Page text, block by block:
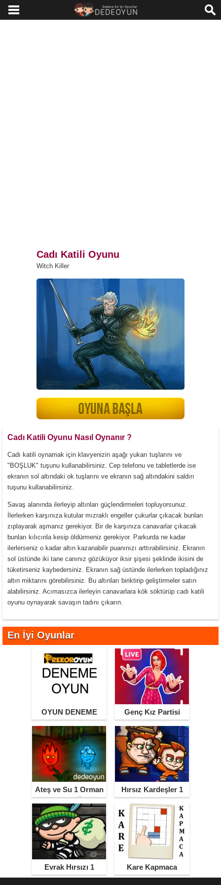
Cadı Katili Oyunu
Witch Killer
Cadı Katili Oyunu Nasıl Oynanır ?
Cadı katili oynamak için klavyenizin aşağı yukarı tuşlarını ve
"BOŞLUK" tuşunu kullanabilirsiniz. Cep telefonu ve tabletlerde ise
ekranın sol altındaki ok tuşlarını ve ekranın sağ altındakini saldırı
tuşunu kullanabilirsiniz.
Savaş alanında ilerleyip altınları güçlendirmeleri topluyorsunuz.
İlerlerken karşınıza kutular mızraklı engeller çukurlar çıkacak bunları
zıplayarak aşmanız gerekiyor. Bir de karşınıza canavarlar çıkacak
bunları kılıcınla kesip öldürmeniz gerekiyor. Parkurda ne kadar
ilerlerseniz o kadar altın kazanabilir puanınızı arttırabilirsiniz. Ekranın
sol üstünde iki tane canınız gözüküyor iksir şişesi şeklinde ikisini de
tüketirseniz kaybedersiniz. Ekranın sağ üstünde ilerlerken topladığınız
altın miktarını görebilirsiniz. Bu altınları biriktirip geliştirmeler satın
alabilirsiniz. Acımasızca ilerleyin canavarlara kök söktürüp cadı katili
oyunu oynayarak savaşın tadını çıkarın.
En İyi Oyunlar
OYUN DENEME Genç Kız Partisi
Ateş ve Su 1 Orman
Tapınağı
Hırsız Kardeşler 1
Evrak Hırsızı 1 Kare Kapmaca